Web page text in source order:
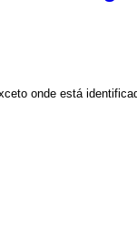
onde está